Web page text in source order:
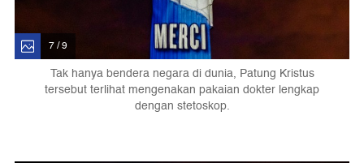
7 / 9
Tak hanya bendera negara di dunia, Patung Kristus
tersebut terlihat mengenakan pakaian dokter lengkap
dengan stetoskop.